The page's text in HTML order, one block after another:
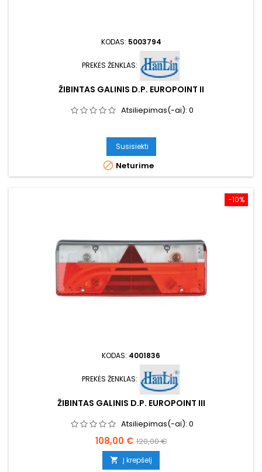
KODAS: 5003794
PREKĖS ŽENKLAS:
ŽIBINTAS GALINIS D.P. EUROPOINT II
Atsiliepimas(-ai): 0
Susisiekti
 Neturime
−10%
KODAS: 4001836
PREKĖS ŽENKLAS:
ŽIBINTAS GALINIS D.P. EUROPOINT III
Atsiliepimas(-ai): 0
Kaina
108,00 € Bazinė
kaina
120,00 €
 Į krepšelį